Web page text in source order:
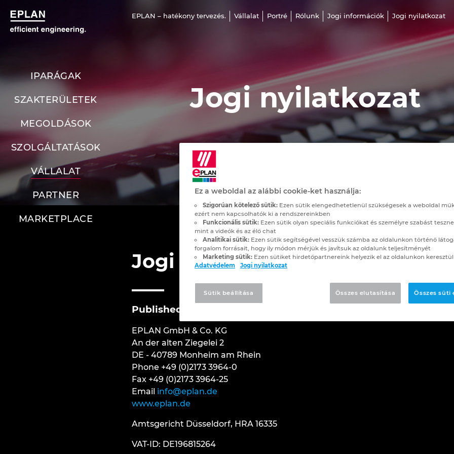
EPLAN – hatékony tervezés. Vállalat Portré Rólunk Jogi információk Jogi nyilatkozat
IPARÁGAK
SZAKTERÜLETEK
MEGOLDÁSOK
SZOLGÁLTATÁSOK
VÁLLALAT
PARTNER
MARKETPLACE
Jogi nyilatkozat
Jogi nyilatkozat
Published by
EPLAN GmbH & Co. KG
An der alten Ziegelei 2
DE - 40789 Monheim am Rhein
Phone +49 (0)2173 3964-0
Fax +49 (0)2173 3964-25
Email info@eplan.de
www.eplan.de
Amtsgericht Düsseldorf, HRA 16335
VAT-ID: DE196815264
Ez a weboldal az alábbi cookie-ket használja:
Szigorúan kötelező sütik: Ezen sütik elengedhetetlenül szükségesek a weboldal
ezért nem kapcsolhatók ki a rendszereinkben
Funkcionális sütik: Ezen sütik olyan speciális funkciókat és személyre szabást
mint a videók és az élő chat
Analitikai sütik: Ezen sütik segítségével vesszük számba az oldalunkon történő
forgalom forrásait, hogy ily módon mérjük és javítsuk az oldalunk teljesítményét
Marketing sütik: Ezen sütiket hirdetőpartnereink helyezik el az oldalunkon keresztül
Adatvédelem
Jogi nyilatkozat
Összes elutasítása Összes süti
Sütik beállítása